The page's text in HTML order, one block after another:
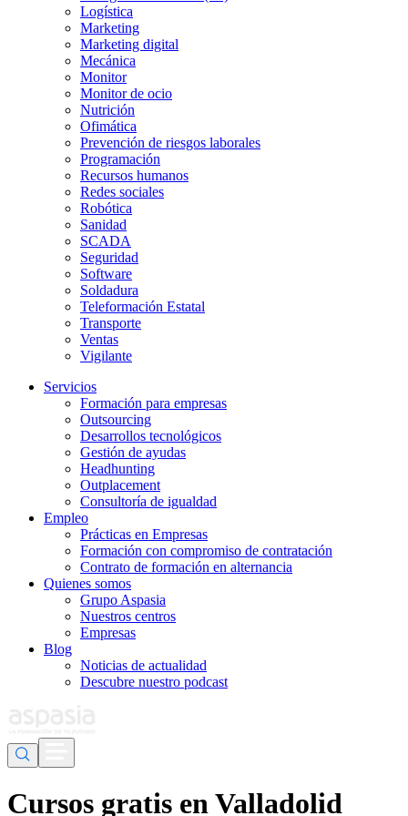
Logística
Marketing
Marketing digital
Mecánica
Monitor
Monitor de ocio
Nutrición
Ofimática
Prevención de riesgos laborales
Programación
Recursos humanos
Redes sociales
Robótica
Sanidad
SCADA
Seguridad
Software
Soldadura
Teleformación Estatal
Transporte
Ventas
Vigilante
Servicios
Formación para empresas
Outsourcing
Desarrollos tecnológicos
Gestión de ayudas
Headhunting
Outplacement
Consultoría de igualdad
Empleo
Prácticas en Empresas
Formación con compromiso de contratación
Contrato de formación en alternancia
Quienes somos
Grupo Aspasia
Nuestros centros
Empresas
Blog
Noticias de actualidad
Descubre nuestro podcast
Cursos gratis en Valladolid